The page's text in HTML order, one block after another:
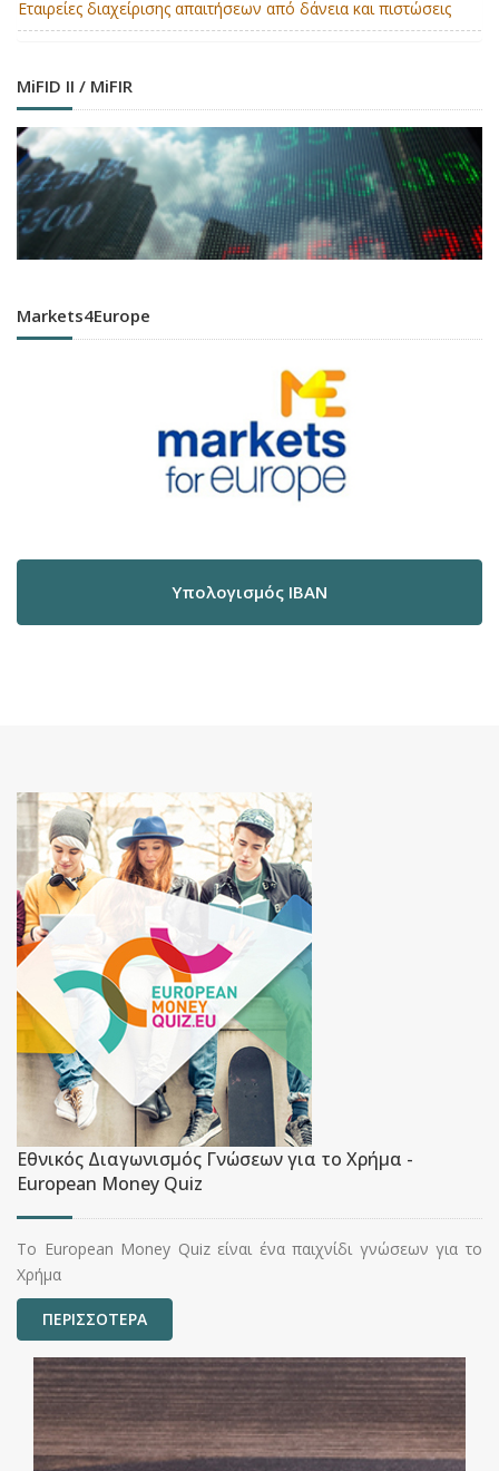
Εταιρείες διαχείρισης απαιτήσεων από δάνεια και πιστώσεις
MiFID II / MiFIR
Markets4Europe
Υπολογισμός IBAN
Εθνικός Διαγωνισμός Γνώσεων για το Χρήμα -
European Money Quiz
Το European Money Quiz είναι ένα παιχνίδι γνώσεων για το
Χρήμα
ΠΕΡΙΣΣΟΤΕΡΑ